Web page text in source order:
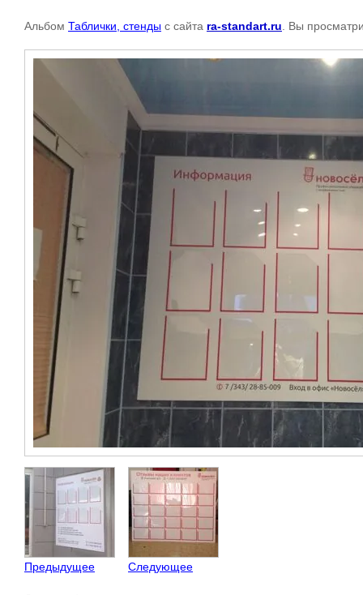
Альбом Таблички, стенды с сайта ra-standart.ru . Вы
Предыдущее Следующее